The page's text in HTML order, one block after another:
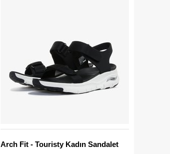
Arch Fit - Touristy Kadın Sandalet